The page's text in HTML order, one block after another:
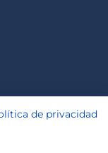
de privacidad